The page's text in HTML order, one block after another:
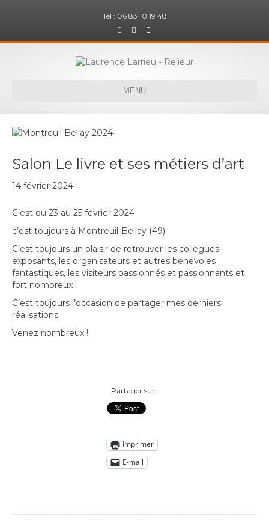
Tél : 06 83 10 19 48
c
b
s
a
a
m
m
a
l
MENU
Salon Le livre et ses métiers d’art
14 février 2024
C’est du 23 au 25 février 2024
c’est toujours à Montreuil-Bellay (49)
C’est toujours un plaisir de retrouver les collègues
exposants, les organisateurs et autres bénévoles
fantastiques, les visiteurs passionnés et passionnants et
fort nombreux !
C’est toujours l’occasion de partager mes derniers
réalisations..
Venez nombreux !
Partager sur :
Imprimer
E-mail